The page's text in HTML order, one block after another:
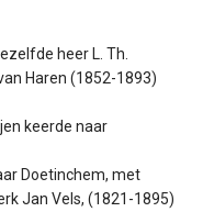
heer L. Th.
Haren (1852-1893)
keerde naar
Doetinchem, met
Jan Vels, (1821-1895)